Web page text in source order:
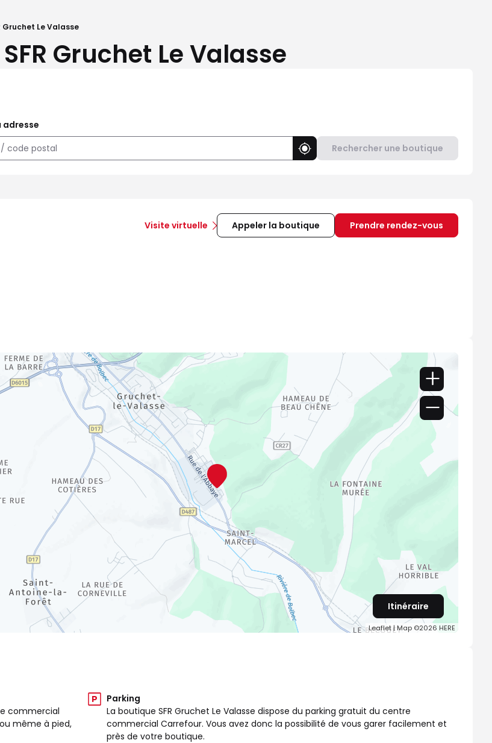
Gruchet Le Valasse
Gruchet Le Valasse
adresse
Utiliser ma position
Rechercher une boutique
Visite virtuelle Appeler la boutique Prendre rendez-vous
Leaflet| Map ©2026 HERE
Itinéraire
commercial
même à pied,
Parking
La boutique SFR Gruchet Le Valasse dispose du parking gratuit du centre
commercial Carrefour. Vous avez donc la possibilité de vous garer facilement et
près de votre boutique.